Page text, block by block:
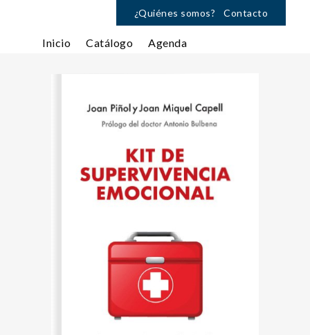
¿Quiénes somos? Contacto
Inicio Catálogo Agenda